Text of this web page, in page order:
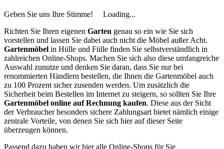
Geben Sie uns Ihre Stimme!
Loading...
Richten Sie Ihren eigenen Garten genau so ein wie Sie sich
vorstellen und lassen Sie dabei auch nicht die Möbel außer Acht.
Gartenmöbel in Hülle und Fülle finden Sie selbstverständlich in
zahlreichen Online-Shops. Machen Sie sich also diese umfangreiche
Auswahl zunutze und denken Sie daran, dass Sie nur bei
renommierten Händlern bestellen, die Ihnen die Gartenmöbel auch
zu 100 Prozent sicher zusenden werden. Um zusätzlich die
Sicherheit beim Bestellen im Internet zu steigern, so sollten Sie Ihre
Gartenmöbel online auf Rechnung kaufen. Diese aus der Sicht
der Verbraucher besonders sichere Zahlungsart bietet nämlich einige
zentrale Vorteile, von denen Sie sich hier auf dieser Seite
überzeugen können.
Passend dazu haben wir hier alle Online-Shops für Sie